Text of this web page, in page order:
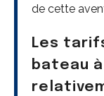
de cette
Les
bateau